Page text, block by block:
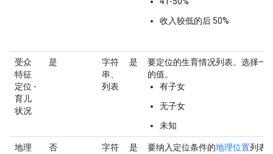
收入较低的后 50%
受众
特征
定位 -
育儿
状况
是
字符
串、
列表
是
要定位的生育情况列表。选择一
的值。
有子女
无子女
未知
地理
否
字符
是 要纳入定位条件的地理位置列表